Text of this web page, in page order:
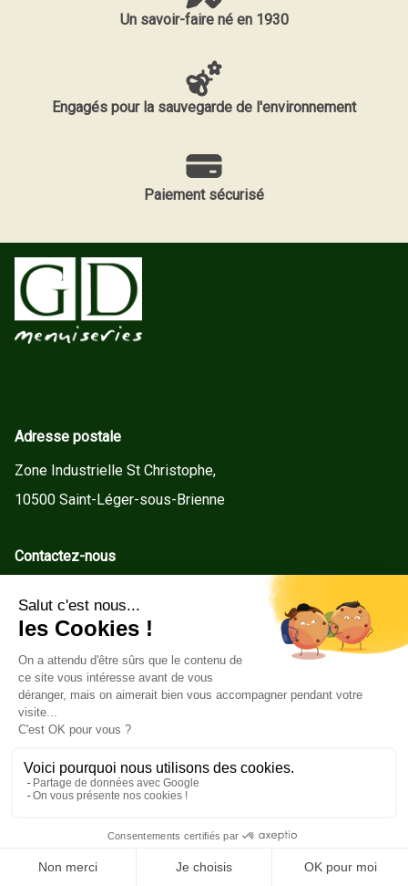
Un savoir-faire né en 1930
Engagés pour la sauvegarde de l'environnement
Paiement sécurisé
Adresse postale
Zone Industrielle St Christophe,
10500 Saint-Léger-sous-Brienne
Contactez-nous
Tel : +33(0)3 25 92 78 60
Service client
Conditions Générales de Vente
Mentions légales
Politique de cookies
Copyright ©2026GD Menuiseries. Tous droits réservés.